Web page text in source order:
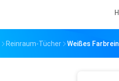
Reinraum-Tücher Weißes